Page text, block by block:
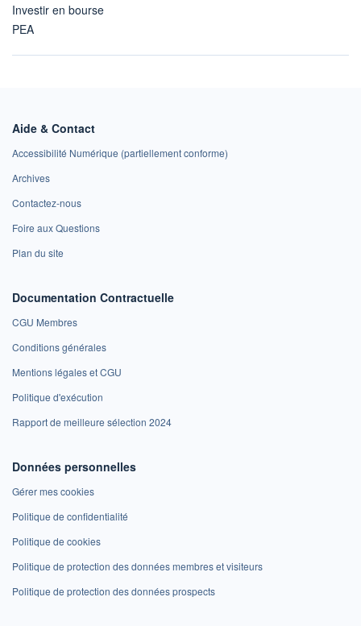
Investir en bourse
PEA
Aide & Contact
Accessibilité Numérique (partiellement conforme)
Archives
Contactez-nous
Foire aux Questions
Plan du site
Documentation Contractuelle
CGU Membres
Conditions générales
Mentions légales et CGU
Politique d'exécution
Rapport de meilleure sélection 2024
Données personnelles
Gérer mes cookies
Politique de confidentialité
Politique de cookies
Politique de protection des données membres et visiteurs
Politique de protection des données prospects